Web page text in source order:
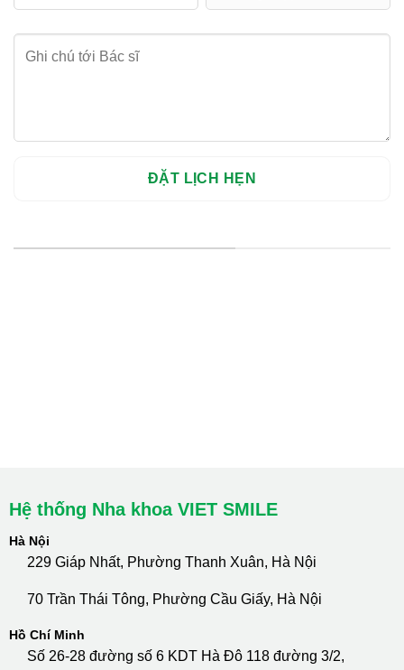
Hệ thống Nha khoa VIET SMILE
Hà Nội
229 Giáp Nhất, Phường Thanh Xuân, Hà Nội
70 Trần Thái Tông, Phường Cầu Giấy, Hà Nội
Hồ Chí Minh
Số 26-28 đường số 6 KDT Hà Đô 118 đường 3/2,